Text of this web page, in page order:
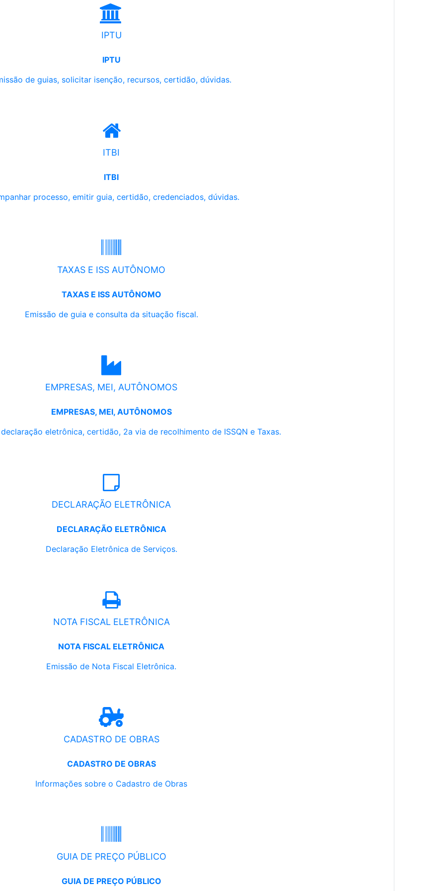
IPTU
IPTU
de guias, solicitar isenção, recursos, certidão, dúvidas.
ITBI
ITBI
processo, emitir guia, certidão, credenciados, dúvidas.
TAXAS E ISS AUTÔNOMO
TAXAS E ISS AUTÔNOMO
Emissão de guia e consulta da situação fiscal.
EMPRESAS, MEI, AUTÔNOMOS
EMPRESAS, MEI, AUTÔNOMOS
eletrônica, certidão, 2a via de recolhimento de ISSQN e Taxas.
DECLARAÇÃO ELETRÔNICA
DECLARAÇÃO ELETRÔNICA
Declaração Eletrônica de Serviços.
NOTA FISCAL ELETRÔNICA
NOTA FISCAL ELETRÔNICA
Emissão de Nota Fiscal Eletrônica.
CADASTRO DE OBRAS
CADASTRO DE OBRAS
Informações sobre o Cadastro de Obras
GUIA DE PREÇO PÚBLICO
GUIA DE PREÇO PÚBLICO